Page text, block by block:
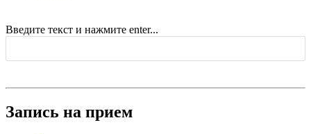
Введите текст и нажмите enter...
Запись на прием